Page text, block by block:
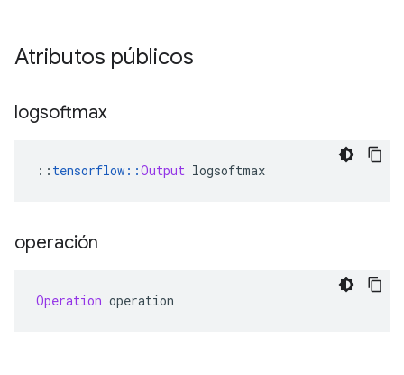
Atributos públicos
logsoftmax
:: tensorflow ::Output logsoftmax
operación
Operation operation